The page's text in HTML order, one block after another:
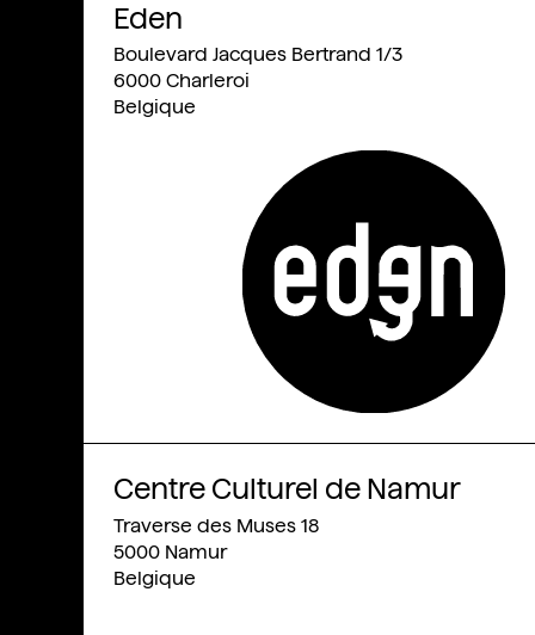
Eden
Boulevard Jacques Bertrand 1/3
6000 Charleroi
Belgique
Centre Culturel de Namur
Traverse des Muses 18
5000 Namur
Belgique